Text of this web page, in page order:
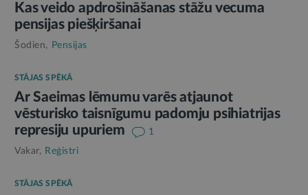
Kas veido apdrošināšanas stāžu vecuma
pensijas piešķiršanai
Šodien, Pensijas
STĀJAS SPĒKĀ
Ar Saeimas lēmumu varēs atjaunot
vēsturisko taisnīgumu padomju psihiatrijas
represiju upuriem
1
Vakar, Reģistri
STĀJAS SPĒKĀ